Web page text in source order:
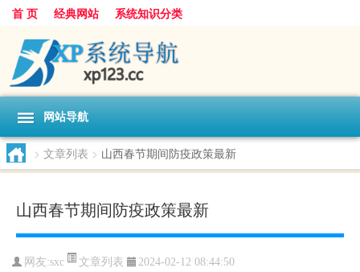
首 页 经典网站 系统知识分类
网站导航
> 文章列表 > 山西春节期间防疫政策最新
山西春节期间防疫政策最新
网友:sxc 文章列表 2024-02-12 08:44:50